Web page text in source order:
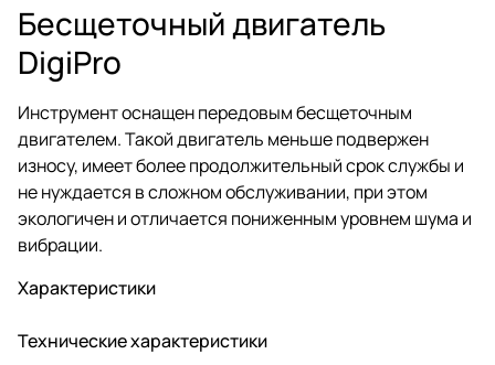
Бесщеточный двигатель
DigiPro
Инструмент оснащен передовым бесщеточным
двигателем. Такой двигатель меньше подвержен
износу, имеет более продолжительный срок службы и
не нуждается в сложном обслуживании, при этом
экологичен и отличается пониженным уровнем шума и
вибрации.
Характеристики
Технические характеристики